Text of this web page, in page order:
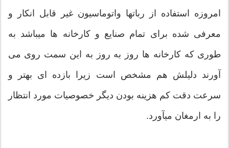
امروزه استفاده از رباتها واتوماسیون غیر قابل انکار و
معرفی شده برای تمام صنایع و کارخانه ها میباشد به
طوری که کارخانه ها روز به روز به این سمت روی می
آورند دلیلش هم مشخص است زیرا بازده ای بهتر و
سرعت دقت کم هزینه بودن دیگر خصوصیات مورد انتظار
را به ارمغان میآورد.